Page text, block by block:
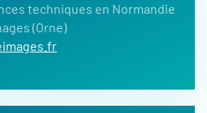
techniques en Normandie
(Orne)